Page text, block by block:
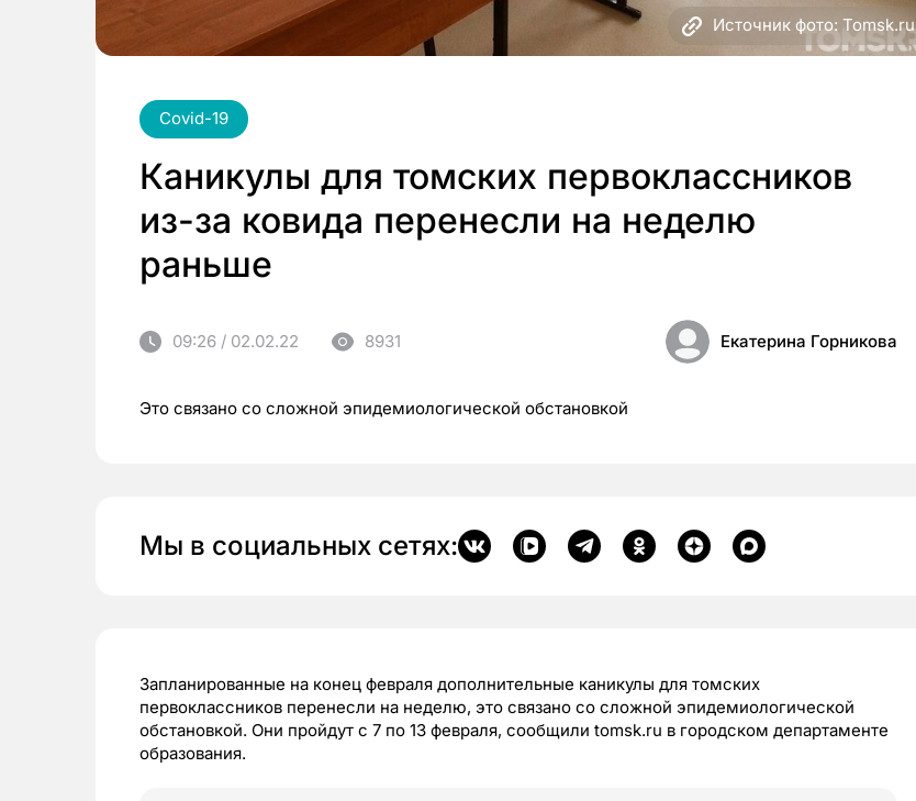
Источник фото: Tomsk.ru
Covid-19
Каникулы для томских первоклассников
из-за ковида перенесли на неделю
раньше
09:26 / 02.02.22 8931 Екатерина Горникова
Это связано со сложной эпидемиологической обстановкой
Мы в социальных сетях:
Запланированные на конец февраля дополнительные каникулы для томских
первоклассников перенесли на неделю, это связано со сложной эпидемиологической
обстановкой. Они пройдут с 7 по 13 февраля, сообщили tomsk.ru в городском департаменте
образования.